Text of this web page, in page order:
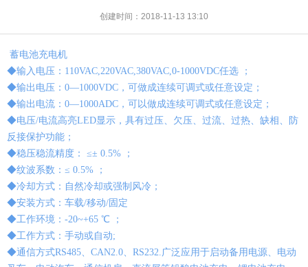
蓄电池充电机
◆输入电压：110VAC,220VAC,380VAC,0-1000VDC任选 ；
◆输出电压：0—1000VDC，可做成连续可调式或任意设定；
◆输出电流：0—1000ADC，可以做成连续可调式或任意设定；
◆电压/电流高亮LED显示，具有过压、欠压、过流、过热、缺相、防
反接保护功能；
◆稳压稳流精度： ≤± 0.5% ；
◆纹波系数：≤ 0.5% ；
◆冷却方式：自然冷却或强制风冷；
◆安装方式：车载/移动/固定
◆工作环境：-20~+65 ℃ ；
◆工作方式：手动或自动;
◆通信方式RS485、CAN2.0、RS232.广泛应用于启动备用电源、电动
创建时间： 2018-11-13 13:10